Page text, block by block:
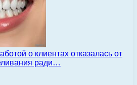
о клиентах отказалась от
ради…